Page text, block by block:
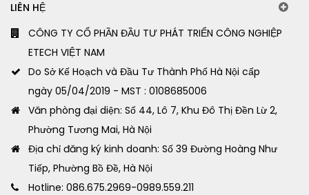
LIÊN HỆ
CÔNG TY CỔ PHẦN ĐẦU TƯ PHÁT TRIỂN CÔNG NGHIỆP
ETECH VIỆT NAM
Do Sở Kế Hoạch và Đầu Tư Thành Phố Hà Nội cấp
ngày 05/04/2019 - MST : 0108685006
Văn phòng đại diện: Số 44, Lô 7, Khu Đô Thị Đền Lừ 2,
Phường Tương Mai, Hà Nội
Địa chỉ đăng ký kinh doanh: Số 39 Đường Hoàng Như
Tiếp, Phường Bồ Đề, Hà Nội
Hotline: 086.675.2969-0989.559.211